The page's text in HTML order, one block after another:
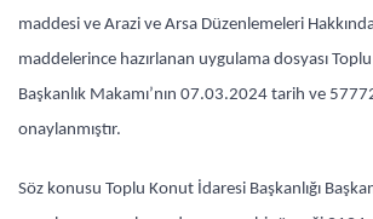
maddesi ve Arazi ve Arsa Düzenlemeleri
maddelerince hazırlanan uygulama dosyası
Başkanlık Makamı’nın 07.03.2024 tarih ve
onaylanmıştır.
Söz konusu Toplu Konut İdaresi Başkanlığı